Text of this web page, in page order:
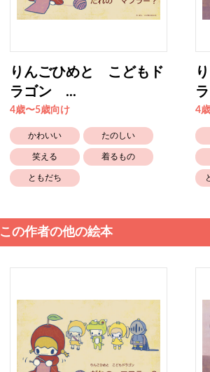
りんごひめと こどもド
ラゴン ...
4歳〜5歳向け
かわいい たのしい
笑える 着るもの
ともだち
4
この作者の他の絵本